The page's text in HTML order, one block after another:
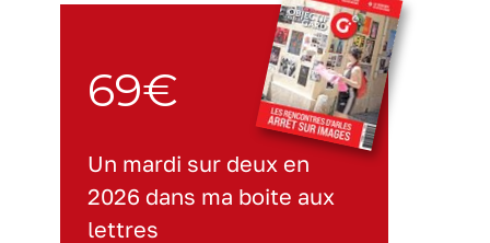
69€
Un mardi sur deux en
2026 dans ma boite aux
lettres